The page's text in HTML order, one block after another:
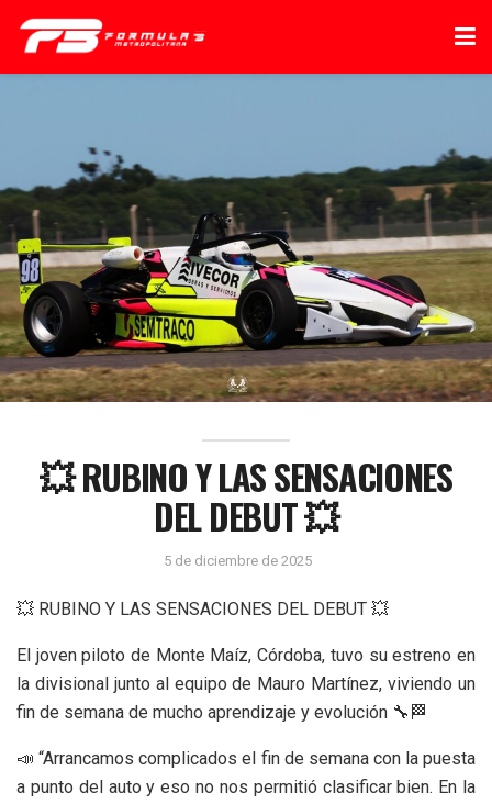
💥 RUBINO Y LAS SENSACIONES
DEL DEBUT 💥
5 de diciembre de 2025
💥 RUBINO Y LAS SENSACIONES DEL DEBUT 💥
El joven piloto de Monte Maíz, Córdoba, tuvo su estreno en
la divisional junto al equipo de Mauro Martínez, viviendo un
fin de semana de mucho aprendizaje y evolución 🔧🏁
📣 “Arrancamos complicados el fin de semana con la puesta
a punto del auto y eso no nos permitió clasificar bien. En la